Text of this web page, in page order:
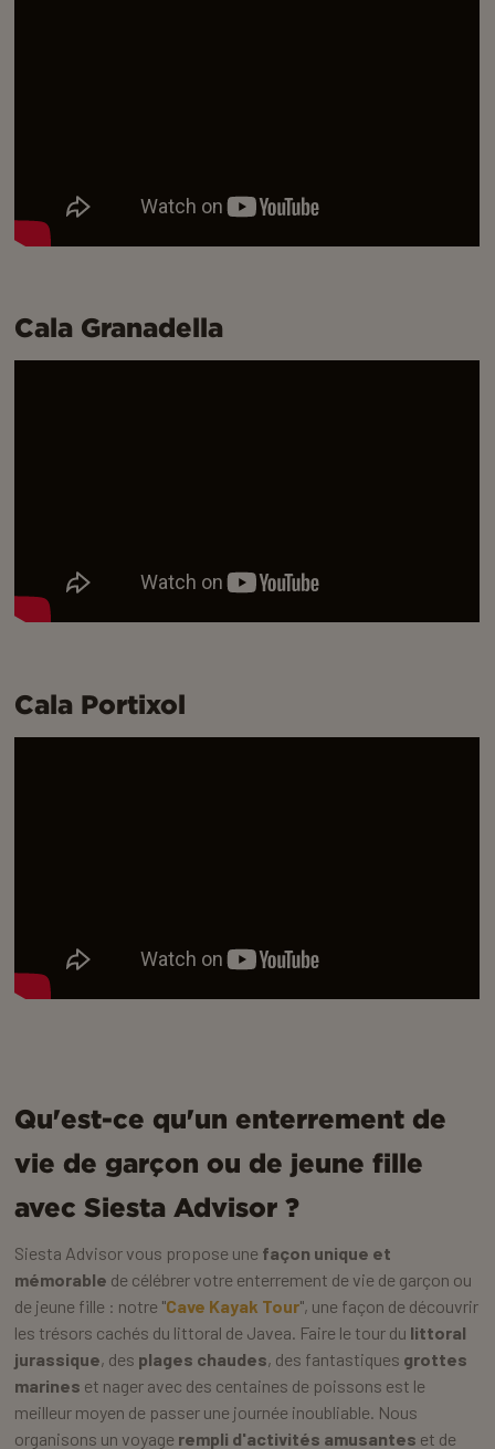
Cala Granadella
Cala Portixol
Qu'est-ce qu'un enterrement de
vie de garçon ou de jeune fille
avec Siesta Advisor ?
Siesta Advisor vous propose une façon unique et
mémorable de célébrer votre enterrement de vie de garçon ou
de jeune fille : notre "Cave Kayak Tour", une façon de découvrir
les trésors cachés du littoral de Javea. Faire le tour du littoral
jurassique, des plages chaudes, des fantastiques grottes
marines et nager avec des centaines de poissons est le
meilleur moyen de passer une journée inoubliable. Nous
organisons un voyage rempli d'activités amusantes et de